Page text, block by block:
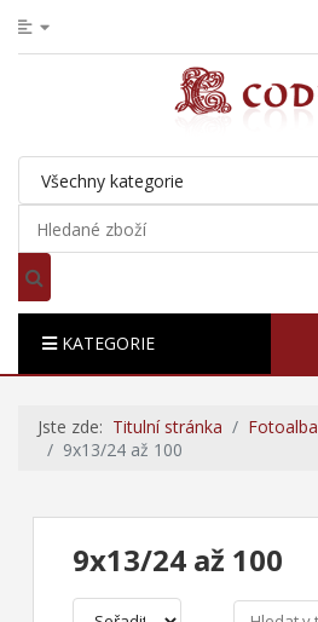
KATEGORIE
Jste zde: Titulní stránka Fotoalba
9x13/24 až 100
9x13/24 až 100